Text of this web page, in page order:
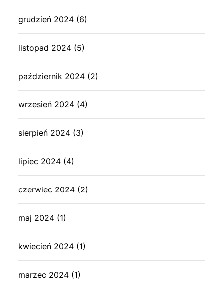
grudzień 2024 (6)
listopad 2024 (5)
październik 2024 (2)
wrzesień 2024 (4)
sierpień 2024 (3)
lipiec 2024 (4)
czerwiec 2024 (2)
maj 2024 (1)
kwiecień 2024 (1)
marzec 2024 (1)